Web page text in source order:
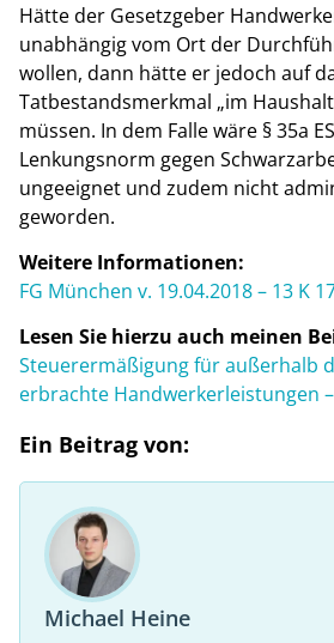
Hätte der Gesetzgeber
unabhängig vom Ort der
wollen, dann hätte er jedoch auf
Tatbestandsmerkmal „im
müssen. In dem Falle wäre § 35a
Lenkungsnorm gegen
ungeeignet und zudem nicht
geworden.
Weitere Informationen:
FG München v. 19.04.2018 – 13 K
Lesen Sie hierzu auch meinen
Steuerermäßigung für außerhalb
erbrachte Handwerkerleistungen
Ein Beitrag von:
Michael Heine